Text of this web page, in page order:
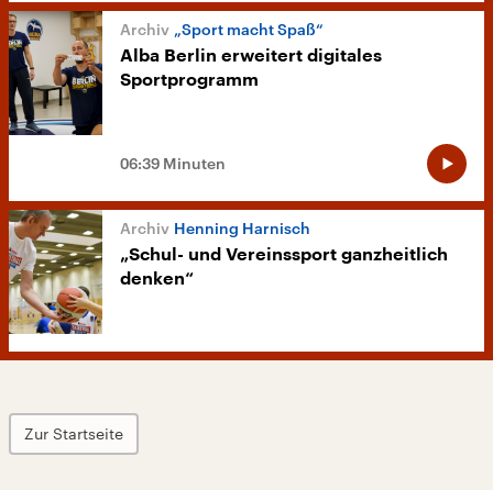
„Sport macht Spaß“
Alba Berlin erweitert digitales
Sportprogramm
06:39 Minuten
Henning Harnisch
„Schul- und Vereinssport ganzheitlich
denken“
Zur Startseite